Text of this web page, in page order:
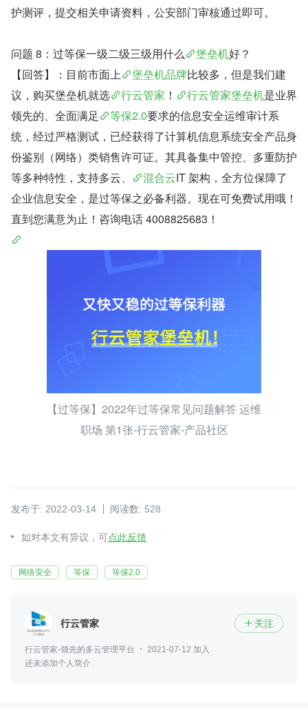
护测评，提交相关申请资料，公安部门审核通过即可。
问题 8：过等保一级二级三级用什么 堡垒机好？
【回答】：目前市面上
堡垒机品牌比较多，但是我们建
议，购买堡垒机就选
行云管家 ！ 行云管家堡垒机是业界
领先的、全面满足
等保2.0要求的信息安全运维审计系
统，经过严格测试，已经获得了计算机信息系统安全产品身
份鉴别（网络）类销售许可证。其具备集中管控、多重防护
等多种特性，支持多云、
混合云IT 架构，全方位保障了
企业信息安全，是过等保之必备利器。现在可免费试用哦！
直到您满意为止！咨询电话 4008825683！
【过等保】2022年过等保常见问题解答 运维
职场 第1张-行云管家-产品社区
发布于: 2022-03-14 阅读数: 528
如对本文有异议，可点此反馈
网络安全 等保 等保2.0
行云管家  关注
行云管家-领先的多云管理平台
2021-07-12 加入
还未添加个人简介